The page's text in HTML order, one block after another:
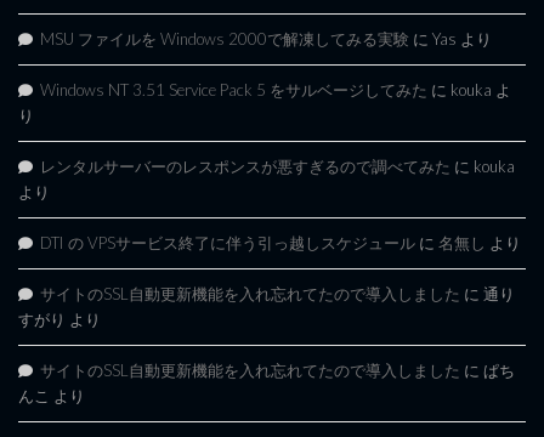
MSU ファイルを Windows 2000で解凍してみる実験 に Yas より
Windows NT 3.51 Service Pack 5 をサルベージしてみた に kouka よ
り
レンタルサーバーのレスポンスが悪すぎるので調べてみた に kouka
より
DTI の VPSサービス終了に伴う引っ越しスケジュール に 名無し より
サイトのSSL自動更新機能を入れ忘れてたので導入しました に 通り
すがり より
サイトのSSL自動更新機能を入れ忘れてたので導入しました に ぱち
んこ より